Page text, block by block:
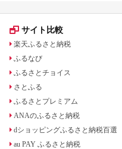
サイト比較
楽天ふるさと納税
ふるなび
ふるさとチョイス
さとふる
ふるさとプレミアム
ANAのふるさと納税
dショッピングふるさと納税百選
au PAY ふるさと納税